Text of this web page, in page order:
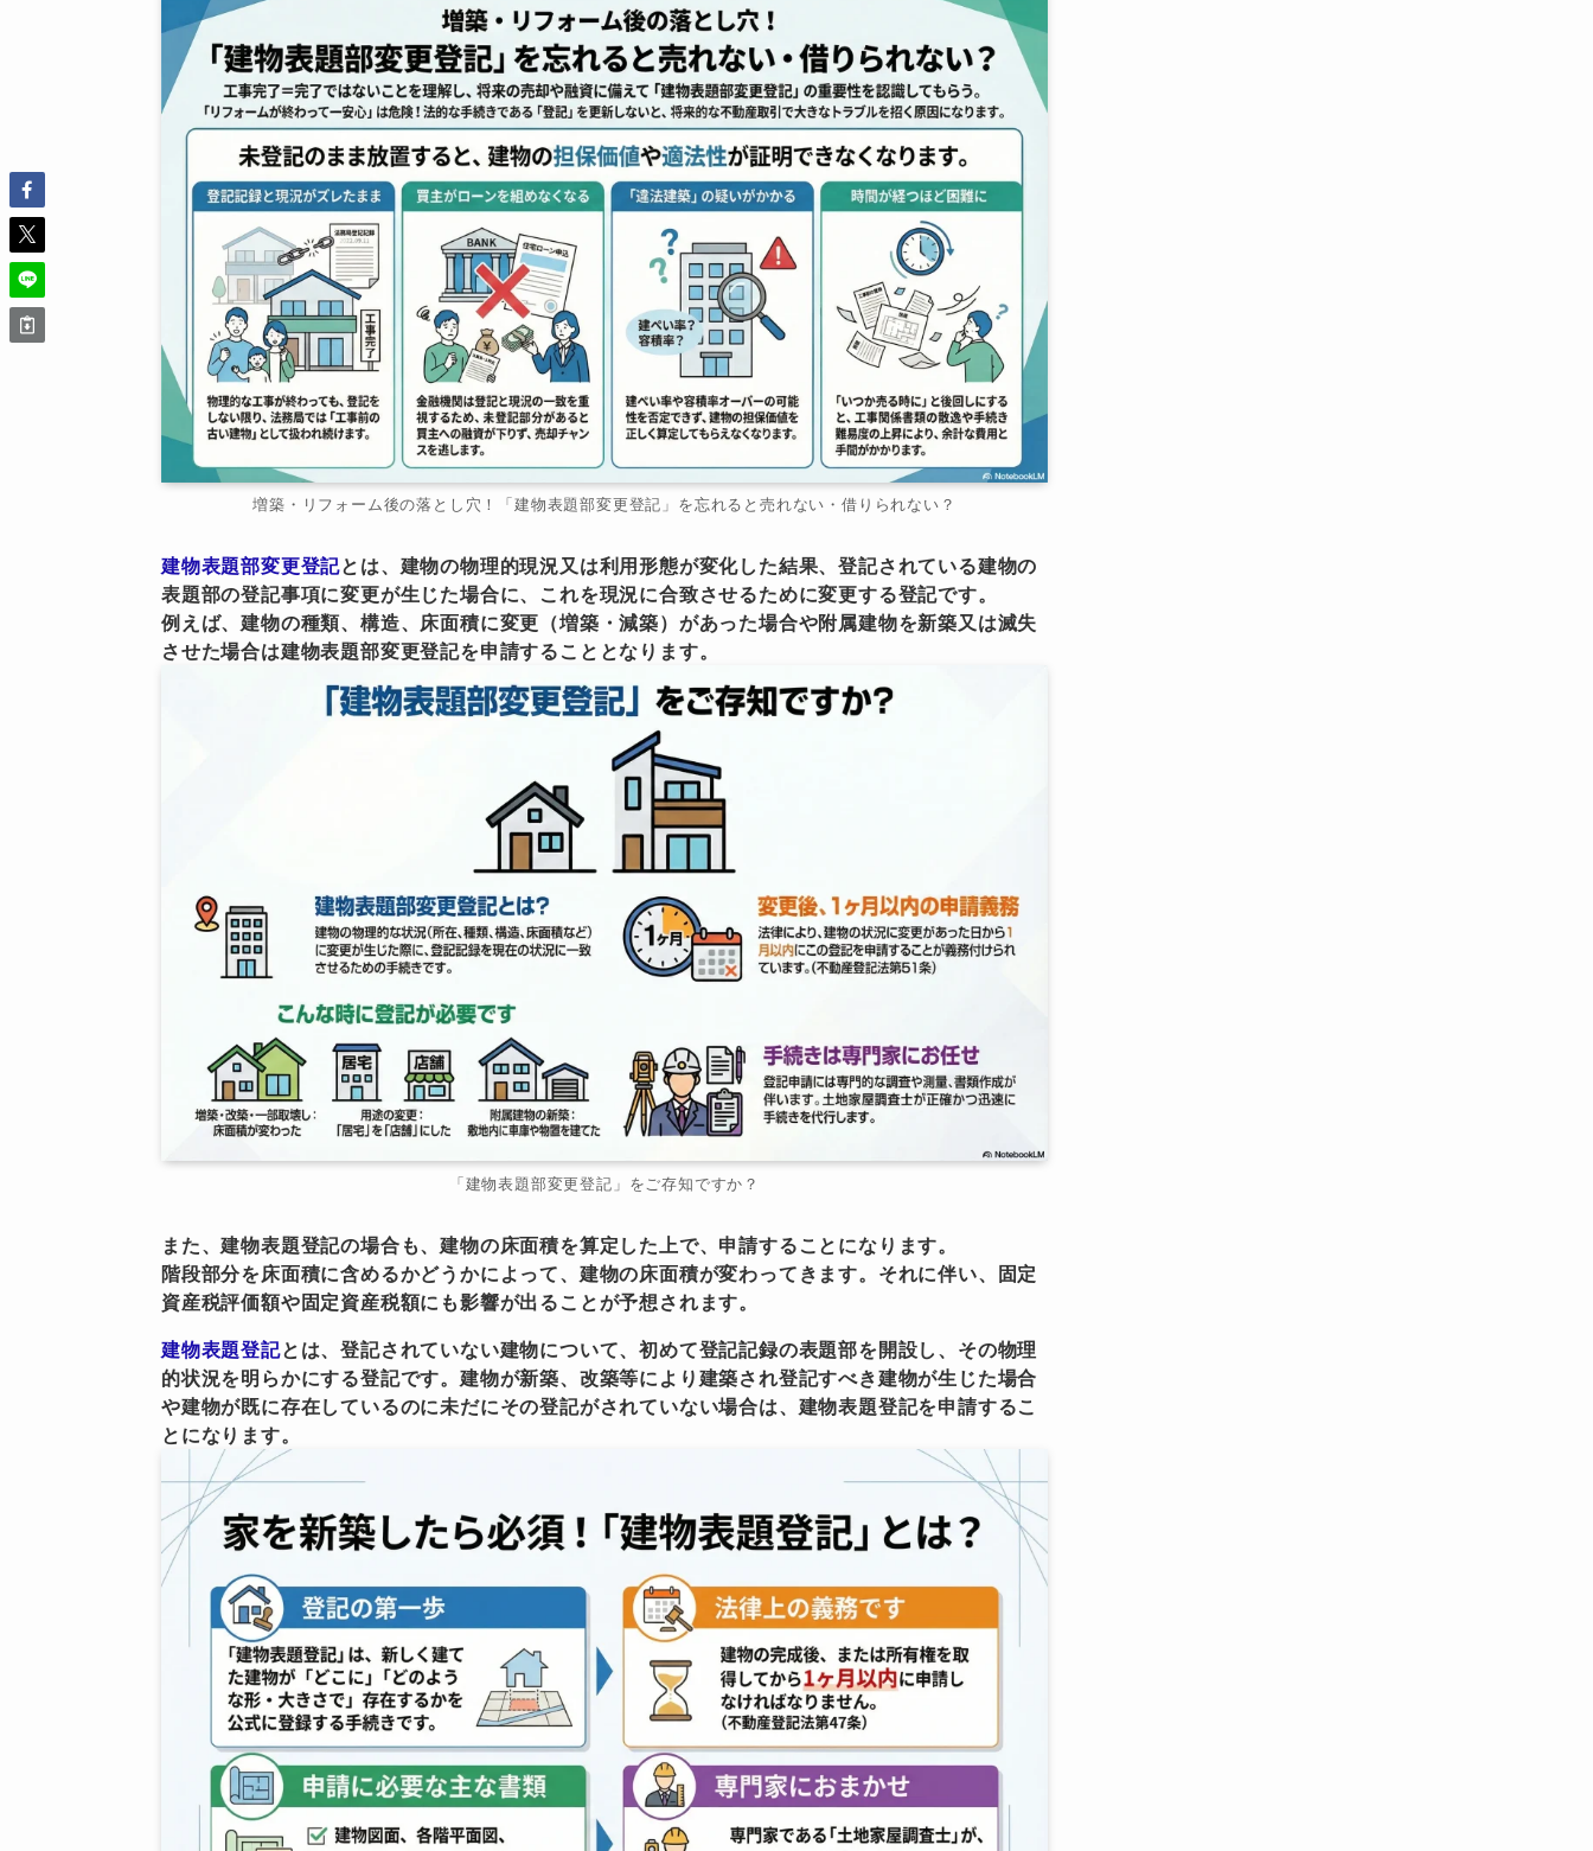
増築・リフォーム後の落とし穴！「建物表題部変更登記」を忘れると売れない・借りられない？
建物表題部変更登記とは、建物の物理的現況又は利用形態が変化した結果、登記されている建物の
表題部の登記事項に変更が生じた場合に、これを現況に合致させるために変更する登記です。
例えば、建物の種類、構造、床面積に変更（増築・減築）があった場合や附属建物を新築又は滅失
させた場合は建物表題部変更登記を申請することとなります。
「建物表題部変更登記」をご存知ですか？
また、建物表題登記の場合も、建物の床面積を算定した上で、申請することになります。
階段部分を床面積に含めるかどうかによって、建物の床面積が変わってきます。それに伴い、固定
資産税評価額や固定資産税額にも影響が出ることが予想されます。
建物表題登記とは、登記されていない建物について、初めて登記記録の表題部を開設し、その物理
的状況を明らかにする登記です。建物が新築、改築等により建築され登記すべき建物が生じた場合
や建物が既に存在しているのに未だにその登記がされていない場合は、建物表題登記を申請するこ
とになります。